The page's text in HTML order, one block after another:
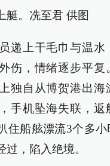
艇。冼至君 供图
递上干毛巾与温水
伤，情绪逐步平复
独自从博贺港出海
手机坠海失联，返
住船舷漂流3个多
，陷入绝境。